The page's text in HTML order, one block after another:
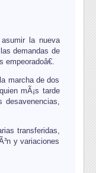
la nueva
demandas de
marcha de dos
mÃ¡s tarde
desavenencias,
transferidas,
y variaciones